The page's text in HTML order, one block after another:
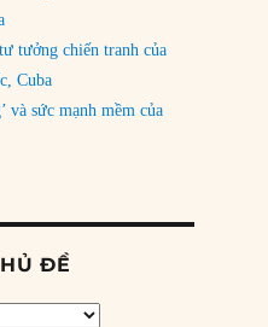
tưởng chiến tranh của
Cuba
và sức mạnh mềm của
ĐỀ